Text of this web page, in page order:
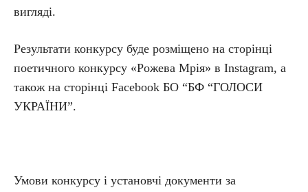
вигляді.
Результати конкурсу буде розміщено на сторінці
поетичного конкурсу «Рожева Мрія» в Instagram, а
також на сторінці Facebook БО “БФ “ГОЛОСИ
УКРАЇНИ”.
Умови конкурсу і установчі документи за